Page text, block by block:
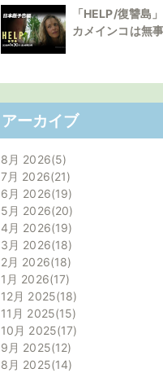
「HELP/復讐島
カメインコは無事
アーカイブ
8月 2026 5
7月 2026 21
6月 2026 19
5月 2026 20
4月 2026 19
3月 2026 18
2月 2026 18
1月 2026 17
12月 2025 18
11月 2025 15
10月 2025 17
9月 2025 12
8月 2025 14